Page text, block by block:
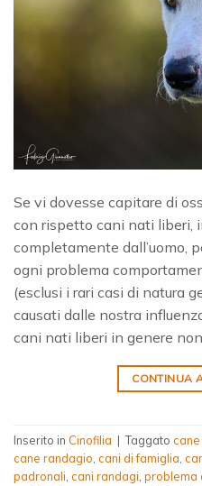
Se vi dovesse capitare di
con rispetto cani nati liberi,
completamente dall’uomo,
ogni problema
(esclusi i rari casi di natura
causati dalle nostra
cani nati liberi in genere
CONTINUA
Inserito in Cinofilia | Taggato
cane randagio, cani di famiglia,
padronali, cani randagi, problema